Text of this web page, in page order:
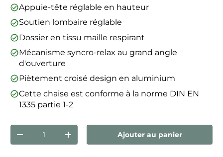
Appuie-tête réglable en hauteur
Soutien lombaire réglable
Dossier en tissu maille respirant
Mécanisme syncro-relax au grand angle
d'ouverture
Piètement croisé design en aluminium
Cette chaise est conforme à la norme DIN EN
1335 partie 1-2
Qté
Diminuer la quantitéAugmenter la quantité
Ajouter au panier